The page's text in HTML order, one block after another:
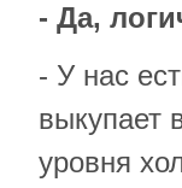
- Да,
- У нас
выкупает
уровня